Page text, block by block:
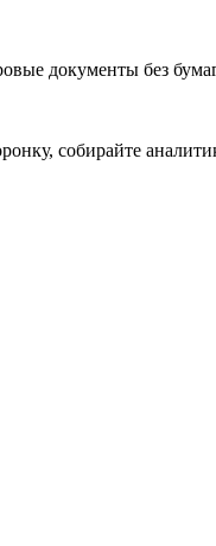
документы без
собирайте